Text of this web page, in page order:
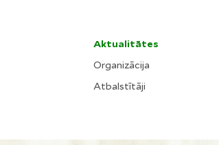
Aktualitātes
Organizācija
Atbalstītāji